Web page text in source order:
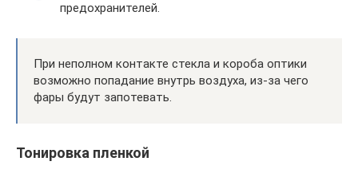
предохранителей.
При неполном контакте стекла и короба оптики
возможно попадание внутрь воздуха, из-за чего
фары будут запотевать.
Тонировка пленкой